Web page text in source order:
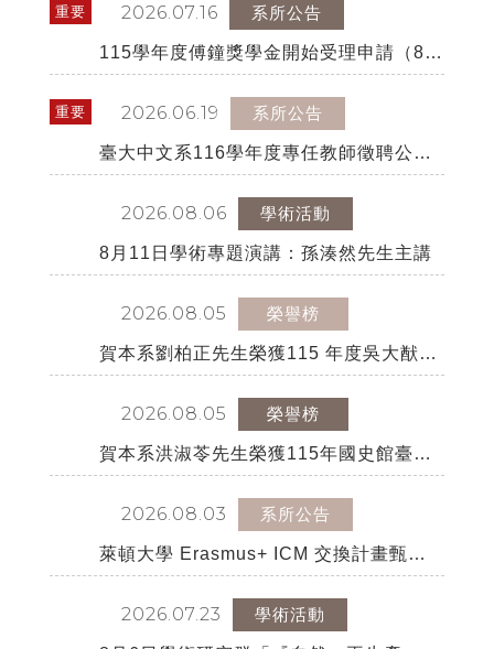
重要 2026.07.16 系所公告
115學年度傅鐘獎學金開始受理申請（8月
21日星期五中午12點截止）
重要 2026.06.19 系所公告
臺大中文系116學年度專任教師徵聘公告
(116年8月1日起聘)(自即日起至民國115
年8月20日截止受理)（限以紙本郵寄、郵
戳為憑）
2026.08.06 學術活動
8月11日學術專題演講：孫湊然先生主講
2026.08.05 榮譽榜
賀本系劉柏正先生榮獲115 年度吳大猷先
生紀念獎
2026.08.05 榮譽榜
賀本系洪淑苓先生榮獲115年國史館臺灣
文獻館獎勵出版文獻書刊優等獎
2026.08.03 系所公告
萊頓大學 Erasmus+ ICM 交換計畫甄選
公告
2026.07.23 學術活動